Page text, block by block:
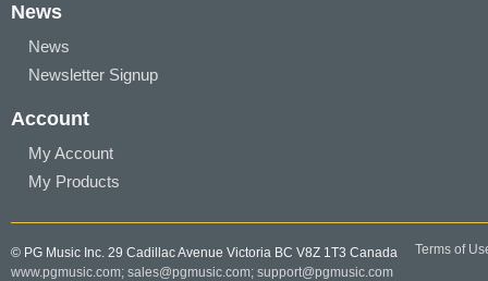
News
News
Newsletter Signup
Account
My Account
My Products
© PG Music Inc. 29 Cadillac Avenue Victoria BC V8Z 1T3 Canada
www.pgmusic.com; sales@pgmusic.com; support@pgmusic.com
Terms of